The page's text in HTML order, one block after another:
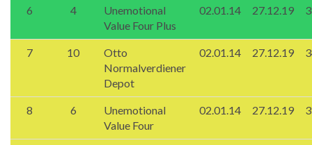
6 4
Unemotional
Value Four Plus
02.01.14 27.12.19
7 10
Otto
Normalverdiener
Depot
02.01.14 27.12.19
8 6
Unemotional
Value Four
02.01.14 27.12.19